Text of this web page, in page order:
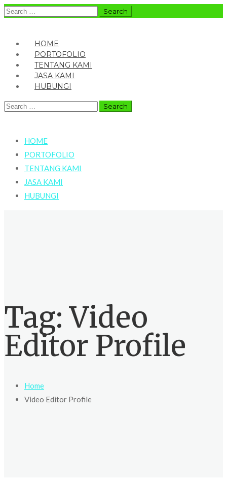
Search
HOME
PORTOFOLIO
TENTANG KAMI
JASA KAMI
HUBUNGI
Search
HOME
PORTOFOLIO
TENTANG KAMI
JASA KAMI
HUBUNGI
Tag:Video
Editor Profile
Home
Video Editor Profile